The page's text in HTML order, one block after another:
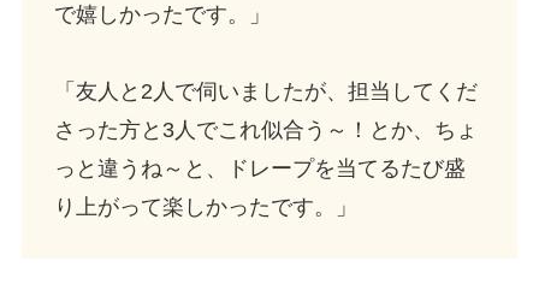
で嬉しかったです。」
「友人と2人で伺いましたが、担当してくだ
さった方と3人でこれ似合う～！とか、ちょ
っと違うね～と、ドレープを当てるたび盛
り上がって楽しかったです。」